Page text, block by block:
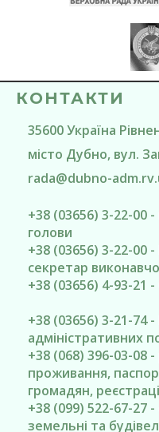
КОНТАКТИ
35600Україна
місто Дубно, вул.
rada@dubno-
+38 (03656) 3-22-00
голови
+38 (03656) 3-22-00
секретар
+38 (03656) 4-93-21 -
+38 (03656) 3-21-74
адміністративних
+38 (068) 396-03-08 -
проживання,
громадян,
+38 (099) 522-67-27 -
земельні та